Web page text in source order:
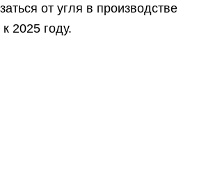
от угля в производстве
2025 году.